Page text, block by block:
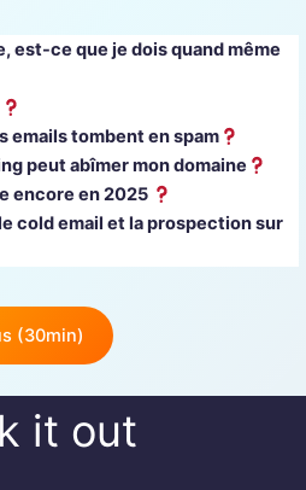
est-ce que je dois quand même
emails tombent en spam
peut abîmer mon domaine
encore en 2025
cold email et la prospection sur
(30min)
it out